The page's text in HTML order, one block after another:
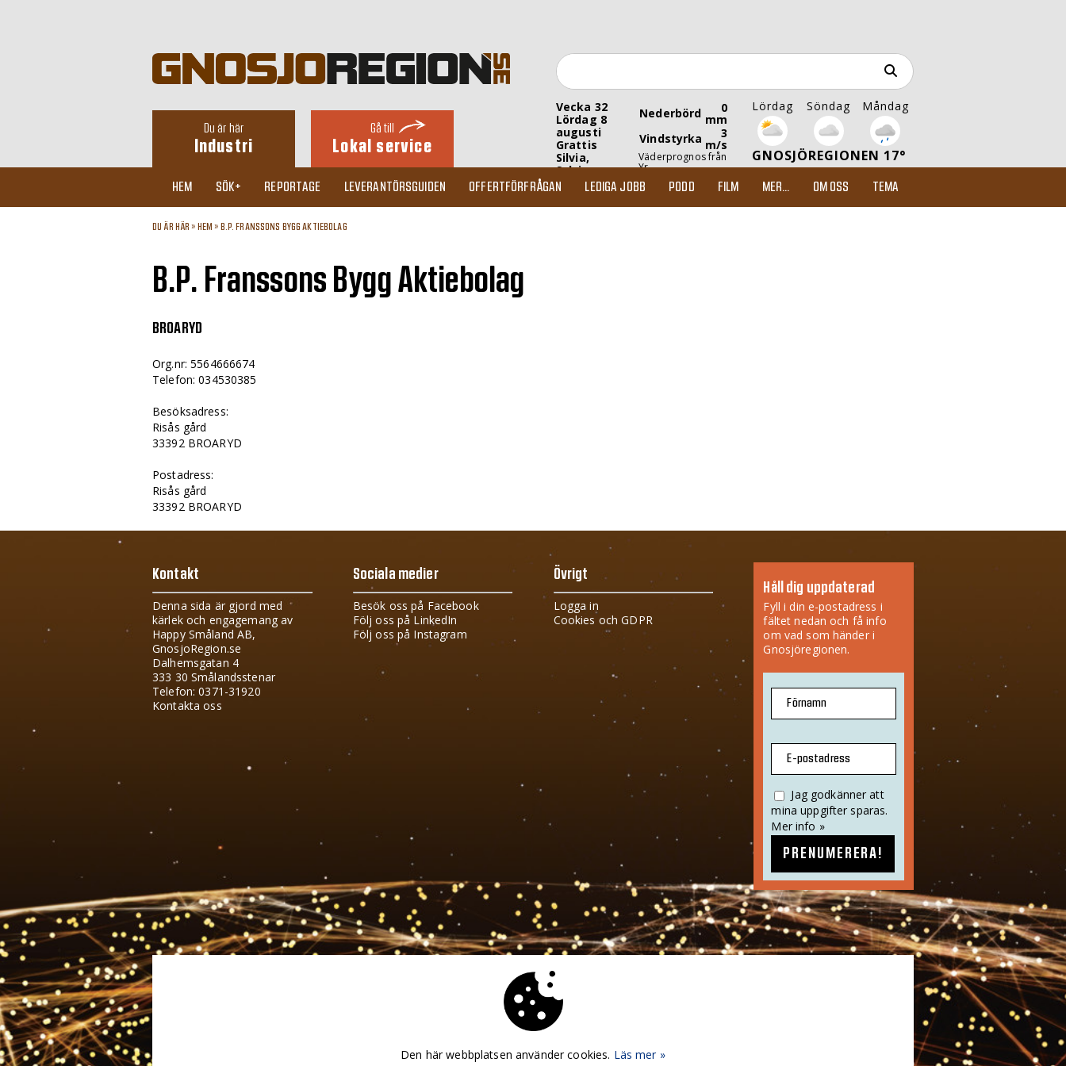
Du är här
Industri
Gå till
Lokal service
Vecka 32
Lördag 8
augusti
Grattis
Silvia,
Sylvia
Nederbörd 0
mm
Vindstyrka
3
m/s
Väderprognos från
Yr
Lördag Söndag Måndag
GNOSJÖREGIONEN 17°
HEM SÖK+ REPORTAGE LEVERANTÖRSGUIDEN OFFERTFÖRFRÅGAN LEDIGA JOBB PODD FILM MER... OM OSS TEMA
DU ÄR HÄR » HEM » B.P. FRANSSONS BYGG AKTIEBOLAG
B.P. Franssons Bygg Aktiebolag
BROARYD
Org.nr: 5564666674
Telefon: 034530385
Besöksadress:
Risås gård
33392 BROARYD
Postadress:
Risås gård
33392 BROARYD
Kontakt
Denna sida är gjord med
kärlek och engagemang av
Happy Småland AB,
GnosjoRegion.se
Dalhemsgatan 4
333 30 Smålandsstenar
Telefon: 0371-31920
Kontakta oss
Sociala medier
Besök oss på Facebook
Följ oss på LinkedIn
Följ oss på Instagram
Övrigt
Logga in
Cookies och GDPR
Håll dig uppdaterad
Fyll i din e-postadress i
fältet nedan och få info
om vad som händer i
Gnosjöregionen.
Förnamn
E-postadress
Jag godkänner att
mina uppgifter sparas.
Mer info »
PRENUMERERA!
Den här webbplatsen använder cookies. Läs mer »